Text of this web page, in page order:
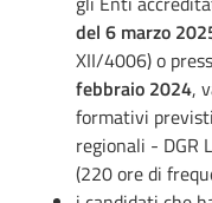
del 6 marzo
XII/4006) o
febbraio 2024,
formativi
regionali -
(220 ore di